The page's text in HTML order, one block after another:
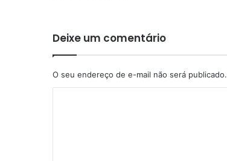
Deixe um comentário
O seu endereço de e-mail não será publicado.